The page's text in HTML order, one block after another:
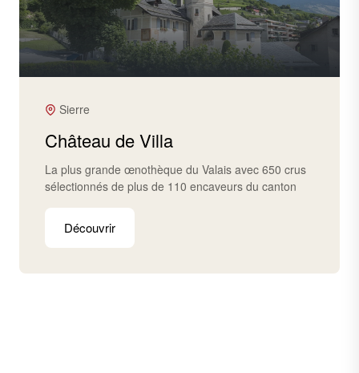
Sierre
Château de Villa
La plus grande œnothèque du Valais avec 650 crus
sélectionnés de plus de 110 encaveurs du canton
Découvrir